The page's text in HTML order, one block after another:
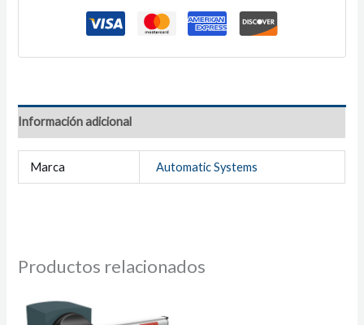
Información adicional
Marca Automatic Systems
Productos relacionados